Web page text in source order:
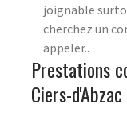
joignable
cherchez un
appeler..
Prestations
Ciers-d'Abzac